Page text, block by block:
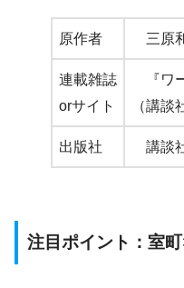
原作者 三原
連載雑誌
orサイト
『ワ
（講談
出版社 講談
注目ポイント： 室